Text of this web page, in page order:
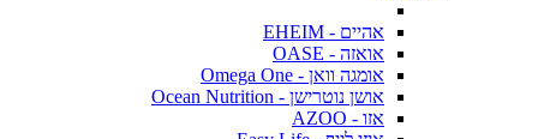
אהיים - EHEIM
אואזה - OASE
אומגה וואן - Omega One
אושן נוטרישן - Ocean Nutrition
אזו - AZOO